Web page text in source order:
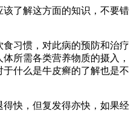
了解这方面的知识，不要错
习惯，对此病的预防和治疗
所需各类营养物质的摄入，
什么是牛皮癣的了解也是不
快，但复发得亦快，如果经